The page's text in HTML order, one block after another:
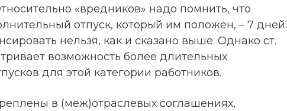
«вредников» надо помнить, что
отпуск, который им положен, – 7 дней.
нельзя, как и сказано выше. Однако ст.
возможность более длительных
для этой категории работников.
в (меж)отраслевых соглашениях,